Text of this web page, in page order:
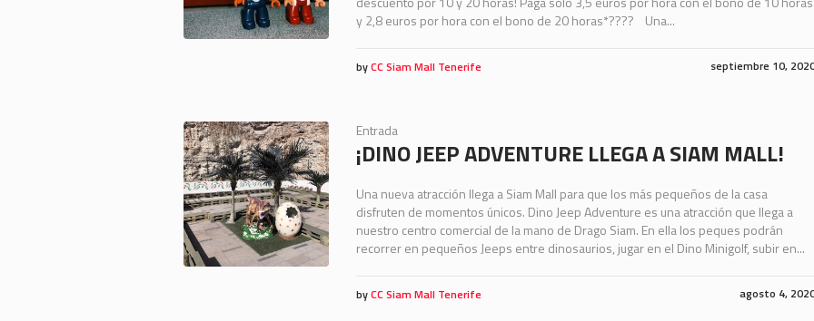
y 2,8 euros por hora con el bono de 20 horas*???? Una...
septiembre 10,
byCC Siam Mall Tenerife
Entrada
¡DINO JEEP ADVENTURE LLEGA A SIAM MALL!
Una nueva atracción llega a Siam Mall para que los más pequeños de la casa
disfruten de momentos únicos. Dino Jeep Adventure es una atracción que llega a
nuestro centro comercial de la mano de Drago Siam. En ella los peques podrán
recorrer en pequeños Jeeps entre dinosaurios, jugar en el Dino Minigolf, subir en...
agosto 4,
byCC Siam Mall Tenerife